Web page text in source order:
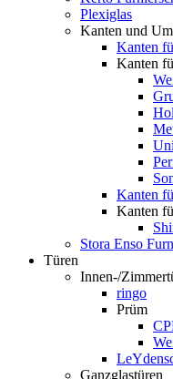
Plexiglas
Kanten und
Kanten
Kanten
Kanten
Kanten
Stora Enso
Türen
Innen-/
ringo
Prüm
Ganzglastüren